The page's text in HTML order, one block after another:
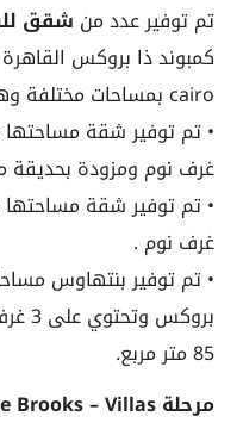
تم توفير عدد من شقق
كمبوند ذا بروكس
cairo بمساحات مختلفة
غرف نوم ومزودة بحديقة مساحتها
غرف نوم .
85 متر مربع.
مرحلة The Brooks – Villas التجمع الخامس: